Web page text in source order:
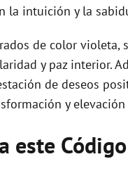
la intuición y la
de color violeta,
y paz interior.
de deseos
y
este